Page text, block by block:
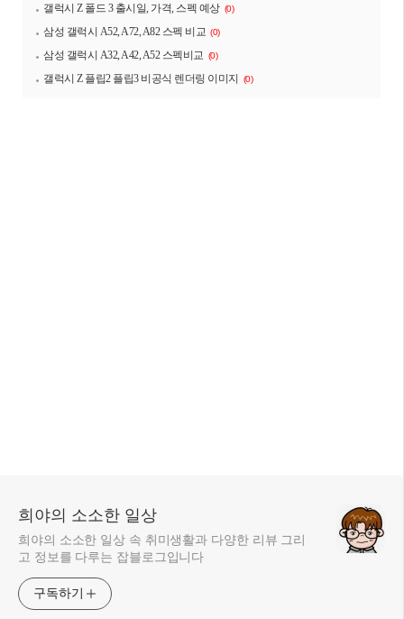
갤럭시 Z 폴드 3 출시일, 가격, 스펙 예상 (0)
삼성 갤럭시 A52, A72, A82 스펙 비교 (0)
삼성 갤럭시 A32, A42, A52 스펙비교 (0)
갤럭시 Z 플립2 플립3 비공식 렌더링 이미지 (0)
희야의 소소한 일상
희야의 소소한 일상 속 취미생활과 다양한 리뷰 그리
고 정보를 다루는 잡블로그입니다
구독하기